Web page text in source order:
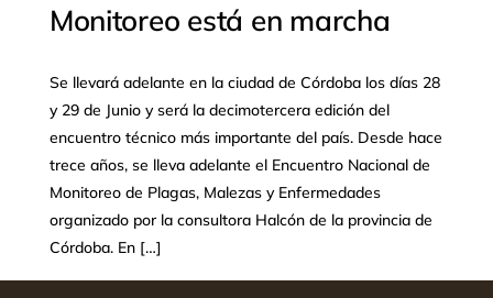
Monitoreo está en marcha
Se llevará adelante en la ciudad de Córdoba los días 28
y 29 de Junio y será la decimotercera edición del
encuentro técnico más importante del país. Desde hace
trece años, se lleva adelante el Encuentro Nacional de
Monitoreo de Plagas, Malezas y Enfermedades
organizado por la consultora Halcón de la provincia de
Córdoba. En […]